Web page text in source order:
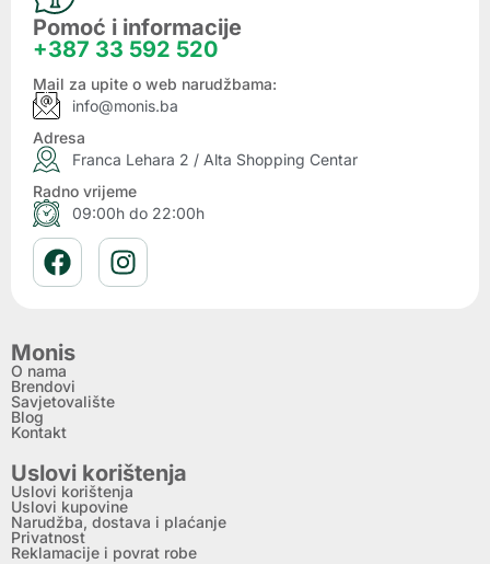
Pomoć i informacije
+387 33 592 520
Mail za upite o web narudžbama:
info@monis.ba
Adresa
Franca Lehara 2 / Alta Shopping Centar
Radno vrijeme
09:00h do 22:00h
Monis
O nama
Brendovi
Savjetovalište
Blog
Kontakt
Uslovi korištenja
Uslovi korištenja
Uslovi kupovine
Narudžba, dostava i plaćanje
Privatnost
Reklamacije i povrat robe